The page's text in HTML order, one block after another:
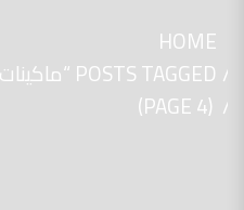
HOME
POSTS TAGGED “ماكينات تعبئة نصف أتوماتيك”
(PAGE 4)